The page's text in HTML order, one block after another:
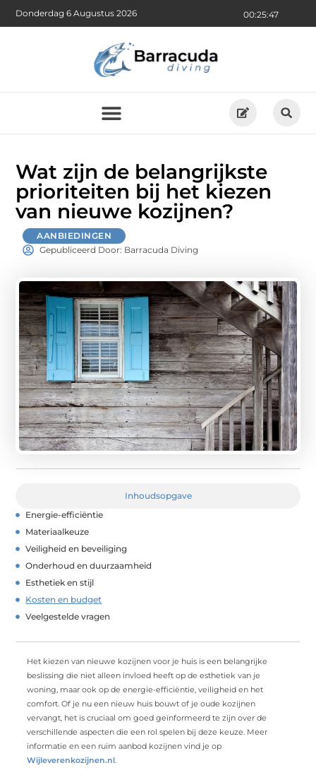
00:25:48
Donderdag 6 Augustus 2026
Wat zijn de belangrijkste
prioriteiten bij het kiezen
van nieuwe kozijnen?
AANBIEDINGEN
Gepubliceerd Door: Barracuda Diving
Inhoudsopgave
Energie-efficiëntie
Materiaalkeuze
Veiligheid en beveiliging
Onderhoud en duurzaamheid
Esthetiek en stijl
Kosten en budget
Veelgestelde vragen
Het kiezen van nieuwe kozijnen voor je huis is een belangrijke
beslissing die niet alleen invloed heeft op de esthetiek van je
woning, maar ook op de energie-efficiëntie, veiligheid en het
comfort. Of je nu een nieuw huis bouwt of je oude kozijnen
vervangt, het is cruciaal om goed geïnformeerd te zijn over de
verschillende aspecten die een rol spelen bij deze keuze. Meer
informatie en een ruim aanbod kozijnen vind je op
Wijleverenkozijnen.nl.